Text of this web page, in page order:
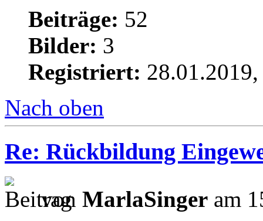
Beiträge: 52
Bilder: 3
Registriert:
Nach oben
Re: Rückbildung
von MarlaSinger am